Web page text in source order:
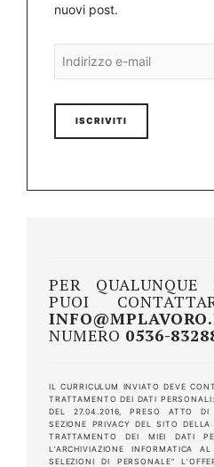
nuovi post.
Indirizzo
PER QUALUNQUE
PUOI
NUMERO 0536-
IL CURRICULUM INVIATO DEVE
TRATTAMENTO DEI DATI
DEL 27.04.2016, PRESO ATTO DI
SEZIONE PRIVACY DEL SITO
TRATTAMENTO DEI MIEI DATI
L’ARCHIVIAZIONE INFORMATICA
SELEZIONI DI PERSONALE”